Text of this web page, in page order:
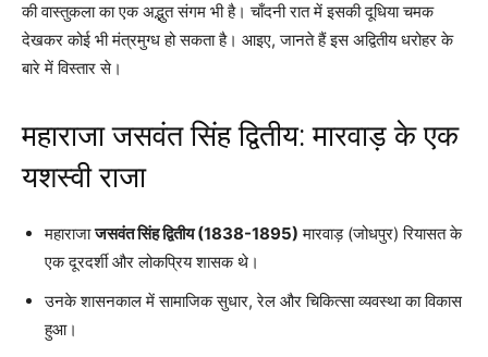
की वास्तुकला का एक अद्भुत संगम भी है। चाँदनी रात में इसकी दूधिया चमक
देखकर कोई भी मंत्रमुग्ध हो सकता है। आइए, जानते हैं इस अद्वितीय धरोहर के
बारे में विस्तार से।
महाराजा जसवंत सिंह द्वितीय: मारवाड़ के एक
यशस्वी राजा
महाराजाजसवंत सिंह द्वितीय (1838-1895) मारवाड़ (जोधपुर) रियासत के
एक दूरदर्शी और लोकप्रिय शासक थे।
उनके शासनकाल में सामाजिक सुधार, रेल और चिकित्सा व्यवस्था का विकास
हुआ।